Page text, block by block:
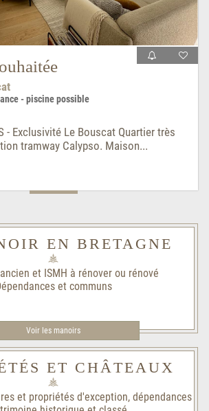
- piscine possible
- Exclusivité Le Bouscat Quartier très
tramway Calypso. Maison...
EN BRETAGNE
et ISMH à rénover ou rénové
et communs
Voir les manoirs
ET CHÂTEAUX
et propriétés d'exception, dépendances